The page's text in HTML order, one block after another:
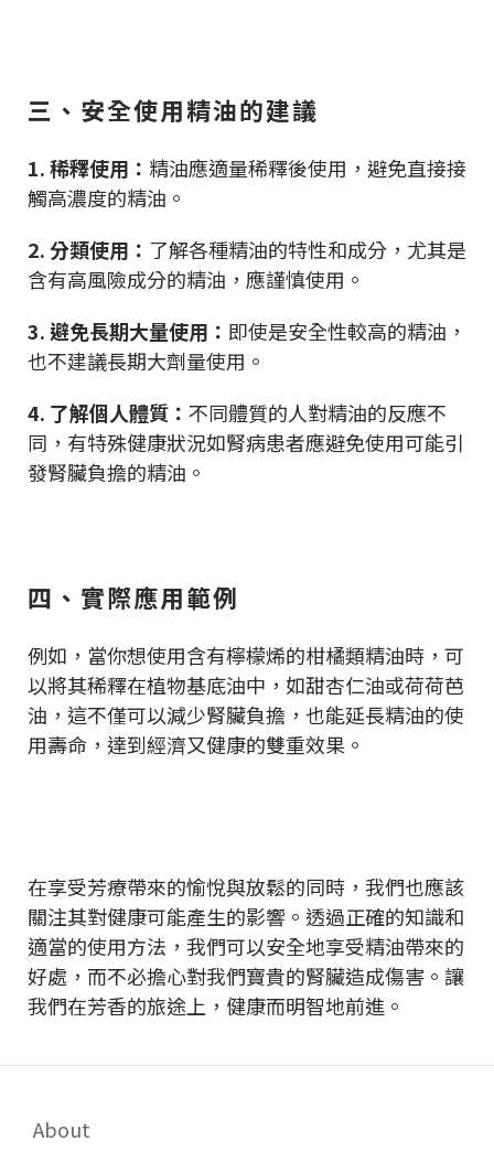
三、安全使用精油的建議
1. 稀釋使用： 精油應適量稀釋後使用，避免直接接
觸高濃度的精油。
2. 分類使用： 了解各種精油的特性和成分，尤其是
含有高風險成分的精油，應謹慎使用。
3. 避免長期大量使用： 即使是安全性較高的精油，
也不建議長期大劑量使用。
4. 了解個人體質： 不同體質的人對精油的反應不
同，有特殊健康狀況如腎病患者應避免使用可能引
發腎臟負擔的精油。
四、實際應用範例
例如，當你想使用含有檸檬烯的柑橘類精油時，可
以將其稀釋在植物基底油中，如甜杏仁油或荷荷芭
油，這不僅可以減少腎臟負擔，也能延長精油的使
用壽命，達到經濟又健康的雙重效果。
在享受芳療帶來的愉悅與放鬆的同時，我們也應該
關注其對健康可能產生的影響。透過正確的知識和
適當的使用方法，我們可以安全地享受精油帶來的
好處，而不必擔心對我們寶貴的腎臟造成傷害。讓
我們在芳香的旅途上，健康而明智地前進。
About